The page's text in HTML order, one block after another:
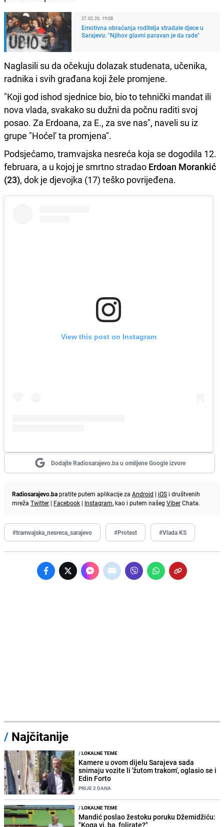
27.02.26. 19:08
Emotivna obraćanja roditelja stradale djece u
Sarajevu: "Njihov glavni paravan je da rade"
Naglasili su da očekuju dolazak studenata, učenika,
radnika i svih građana koji žele promjene.
"Koji god ishod sjednice bio, bio to tehnički mandat ili
nova vlada, svakako su dužni da počnu raditi svoj
posao. Za Erdoana, za E., za sve nas", naveli su iz
grupe "Hoćel' ta promjena".
Podsjećamo, tramvajska nesreća koja se dogodila 12.
februara, a u kojoj je smrtno stradao Erdoan Morankić
(23), dok je djevojka (17) teško povrijeđena.
View this post on Instagram
Dodajte Radiosarajevo.ba u omiljene Google izvore
Radiosarajevo.bapratite putem aplikacije za Android | iOS i društvenih
mreža Twitter | Facebook | Instagram, kao i putem našeg ViberChata.
#tramvajska_nesreca_sarajevo #Protest #Vlada KS
/ Najčitanije
/LOKALNE TEME
Kamere u ovom dijelu Sarajeva sada
snimaju vozite li 'žutom trakom', oglasio se i
Edin Forto
PRIJE 2 DANA
/LOKALNE TEME
Mandić poslao žestoku poruku Džemidžiću:
"Koga vi, ba, folirate?"